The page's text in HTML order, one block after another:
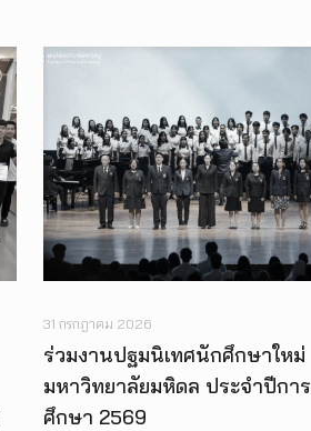
31 กรกฎาคม 2026
ร่วมงานปฐมนิเทศนักศึกษาใหม่
มหาวิทยาลัยมหิดล ประจำปีการ
ศึกษา 2569